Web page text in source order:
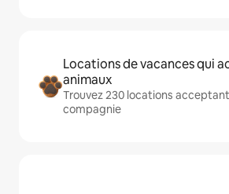
Locations de vacances qui
animaux
Trouvez 230 locations
compagnie